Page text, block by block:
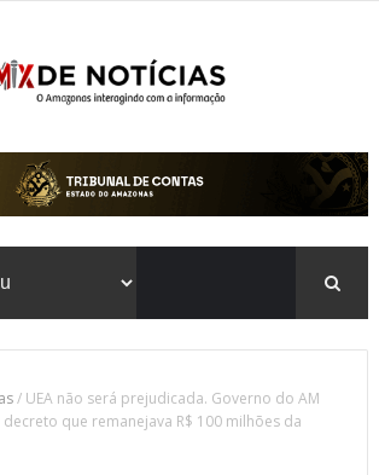
/ UEA não será prejudicada. Governo do AM
que remanejava R$ 100 milhões da